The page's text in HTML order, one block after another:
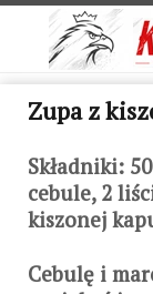
Zupa z
Składniki:
cebule, 2
kiszonej
Cebulę i